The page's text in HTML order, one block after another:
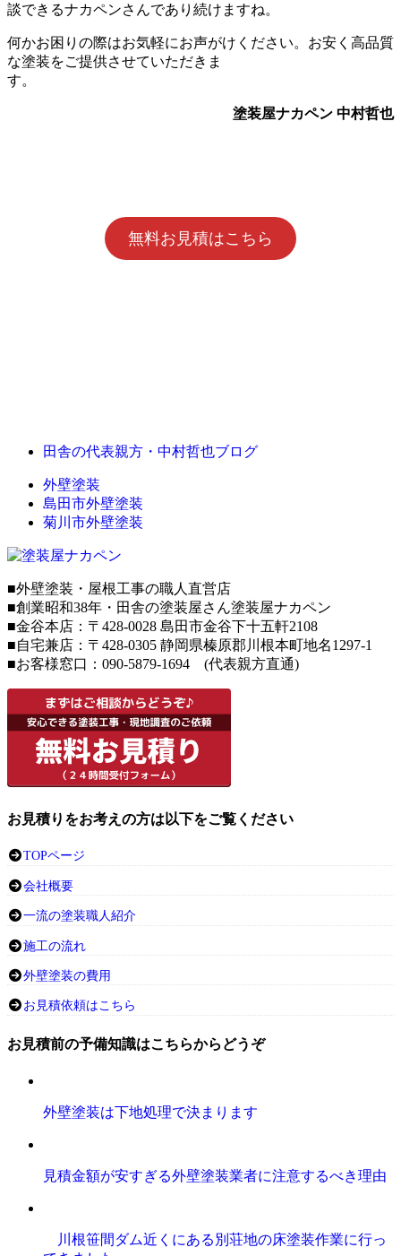
談できるナカペンさんであり続けますね。
何かお困りの際はお気軽にお声がけください。お安く高品質
な塗装をご提供させていただきま
す。
塗装屋ナカペン 中村哲也
無料お見積はこちら
田舎の代表親方・中村哲也ブログ
外壁塗装
島田市外壁塗装
菊川市外壁塗装
■外壁塗装・屋根工事の職人直営店
■創業昭和38年・田舎の塗装屋さん塗装屋ナカペン
■金谷本店：〒428-0028 島田市金谷下十五軒2108
■自宅兼店： 〒428-0305 静岡県榛原郡川根本町地名1297-1
■お客様窓口：090-5879-1694 (代表親方直通)
お見積りをお考えの方は以下をご覧ください
TOPページ
会社概要
一流の塗装職人紹介
施工の流れ
外壁塗装の費用
お見積依頼はこちら
お見積前の予備知識はこちらからどうぞ
外壁塗装は下地処理で決まります
見積金額が安すぎる外壁塗装業者に注意するべき理由
川根笹間ダム近くにある別荘地の床塗装作業に行っ